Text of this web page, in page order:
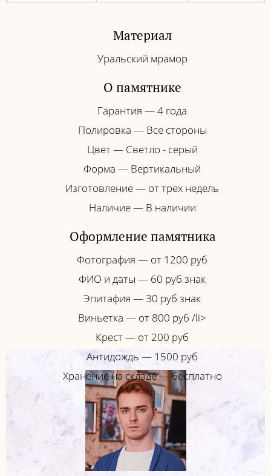
Материал
Уральский мрамор
О памятнике
Гарантия — 4 года
Полировка — Все стороны
Цвет — Светло - серый
Форма — Вертикальный
Изготовление — от трех недель
Наличие — В наличии
Оформление памятника
Фотография — от 1200 руб
ФИО и даты — 60 руб знак
Эпитафия — 30 руб знак
Виньетка — от 800 руб /li>
Крест — от 200 руб
Антидождь — 1500 руб
Хранение на складе — бесплатно